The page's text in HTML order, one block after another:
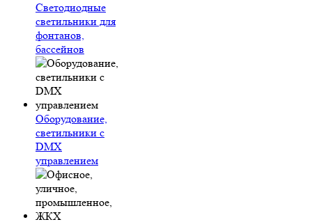
Светодиодные
светильники для
фонтанов,
бассейнов
Оборудование,
светильники с
DMX
управлением